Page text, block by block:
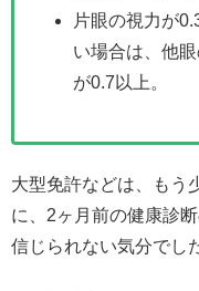
片眼の視力が
い場合は、他
が0.7以上。
大型免許などは、もう
に、2ヶ月前の健康診
信じられない気分でし